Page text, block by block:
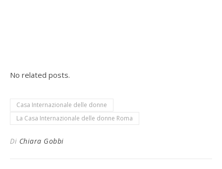
No related posts.
Casa Internazionale delle donne
La Casa Internazionale delle donne Roma
Di Chiara Gobbi